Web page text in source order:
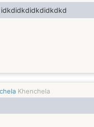
idkdidkdidkdidkdkd
Khenchela